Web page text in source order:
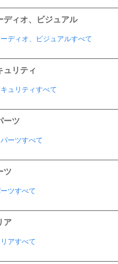
ディオ、ビジュアル
ディオ、ビジュアルすべて
ュリティ
ュリティすべて
ーツ
ーツすべて
ツ
ツすべて
ア
アすべて